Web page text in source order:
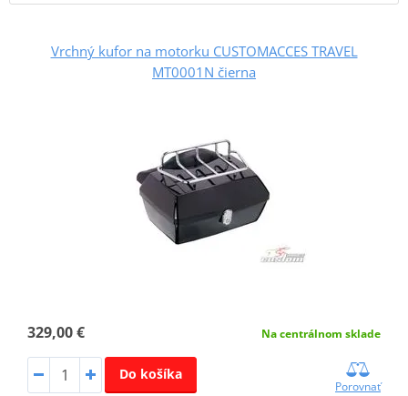
Vrchný kufor na motorku CUSTOMACCES TRAVEL
MT0001N čierna
329,00 € Na centrálnom sklade
Do košíka
Porovnať